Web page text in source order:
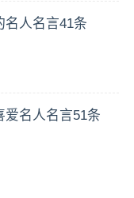
名人名言41条
爱名人名言51条